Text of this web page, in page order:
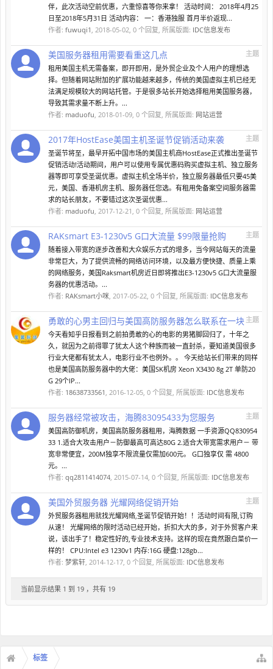
伴，此次活动空前优惠，六重惊喜等你来拿！ 活动时间： 2018年4月25
日至2018年5月31日 活动内容： 一：香港独服 首月半价返现...
作者: fuwuqi1 , 2018-05-02, 0 个回复, 所属版面: IDC信息发布
主题
美国服务器租用需要看重这几点
租用美国主机无需备案，即开即用，是外贸企业及个人用户的理想选
择。但随着网站附加的扩展功能越来越多，传统的美国虚拟主机已经无
法满足规模较大的网站托管。于是很多站长开始选择租用美国服务器，
导致其需求量不断上升。...
作者: maduofu, 2018-01-09, 0 个回复, 所属版面: 网站运营
主题
2017年HostEase美国主机圣诞节促销活动来袭
圣诞节将至，最早开拓中国市场的美国主机商HostEase正式推出圣诞节
促销活动!活动期间，用户可以使用专属优惠码购买虚拟主机、独立服务
器等即可享受圣诞优惠。虚拟主机全场半价，独立服务器最低只要45美
元，美国、香港机房主机、服务器任您选。有租用免备案空间服务器需
求的站长朋友，不要错过这次圣诞优惠...
作者: maduofu, 2017-12-21 , 0 个回复, 所属版面: 网站运营
主题
RAKsmart E3-1230v5 G口大流量 $99限量抢购
随着接入带宽的逐步改善和大众娱乐方式的增多，当今网站每天的流量
非常巨大，为了提供流畅的网络访问环境，以及最方便快捷、质量上乘
的网络服务，美国Raksmart机房近日即将推出E3-1230v5 G口大流量服
务器的优惠活动。...
作者: RAKsmart小咪, 2017-05-22, 0 个回复, 所属版面: IDC信息发布
主题
勇敢的心男主回归与美国高防服务器怎么联系在一块
今天看知乎日报看到之前拍勇敢的心的电影的男猪脚回归了，十年之
久，就因为之前得罪了犹太人这个种族而被一直封杀，要知道美国很多
行业大佬都有犹太人，电影行业不也例外。。 今天给站长们带来的同样
也是美国高防服务器中的大佬：美国SK机房 Xeon X3430 8g 2T 单防20
G 29个IP...
作者: 18638733561 , 2016-12-05, 0 个回复, 所属版面: IDC信息发布
主题
服务器经常被攻击，海腾83095433为您服务
美国高防御机房，美国高防服务器租用，海腾数据 一手资源QQ830954
33 1.适合大攻击用户－防御最高可高达80G 2.适合大带宽需求用户－ 带
宽非常便宜，200M独享不限流量仅需加600元。 G口独享仅 需 4800
元。...
作者: qq2811414074, 2015-07-14, 0 个回复, 所属版面: IDC信息发布
主题
美国外贸服务器 光耀网络促销开始
外贸服务器租用就找光耀网络,圣诞节促销开始！！活动时间有限,订购
从速！ 光耀网络的限时活动已经开始，折扣大大的多，对于外贸客户来
说，该出手了！稳定性好的,专业技术支持。这样的现在竟然跟白菜价一
样的！ CPU:Intel e3 1230v1 内存:16G 硬盘:128gb...
作者: 梦紫轩, 2014-12-17, 0 个回复, 所属版面: IDC信息发布
当前显示结果 1 到 19 ，共有 19
标签